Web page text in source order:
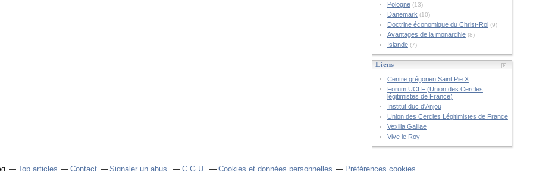
Pologne(13)
Danemark (10)
Doctrine économique du Christ-Roi(9)
Avantages de la monarchie(8)
Islande(7)
Liens
Centre grégorien Saint Pie X
Forum UCLF (Union des Cercles
légitimistes de France)
Institut duc d'Anjou
Union des Cercles Légitimistes de France
Vexilla Galliae
Vive le Roy
Top articles Contact Signaler un abus C.G.U. Cookies et données personnelles Préférences cookies